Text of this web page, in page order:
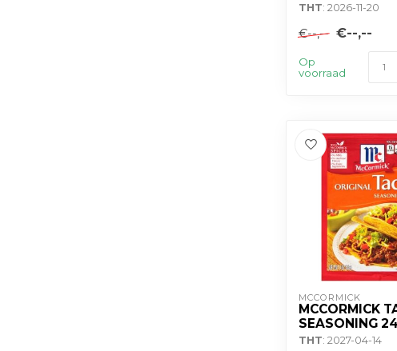
THT: 2026-11-20
€--,-- €--,--
Op
voorraad
MCCORMICK
MCCORMICK
SEASONING
THT: 2027-04-14